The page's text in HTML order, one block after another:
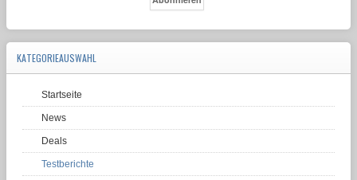
KATEGORIEAUSWAHL
Startseite
News
Deals
Testberichte